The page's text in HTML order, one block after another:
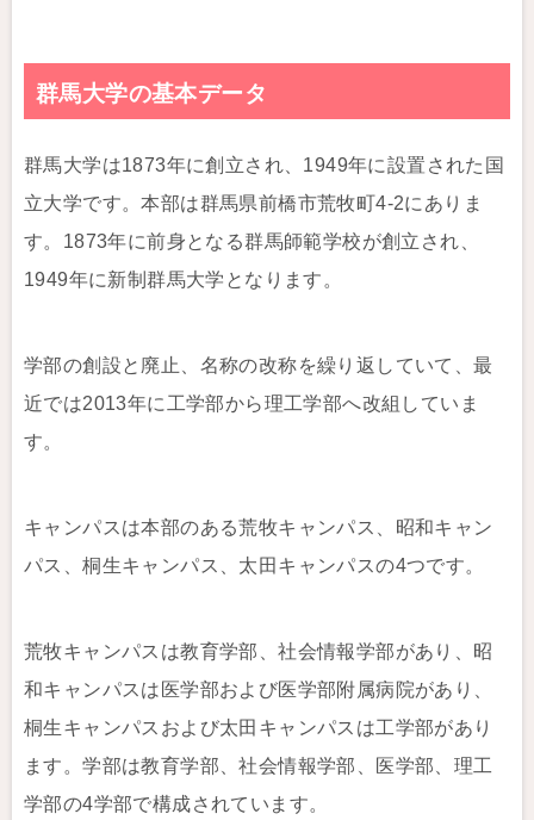
群馬大学の基本データ
群馬大学は1873年に創立され、1949年に設置された国
立大学です。本部は群馬県前橋市荒牧町4-2にありま
す。1873年に前身となる群馬師範学校が創立され、
1949年に新制群馬大学となります。
学部の創設と廃止、名称の改称を繰り返していて、最
近では2013年に工学部から理工学部へ改組していま
す。
キャンパスは本部のある荒牧キャンパス、昭和キャン
パス、桐生キャンパス、太田キャンパスの4つです。
荒牧キャンパスは教育学部、社会情報学部があり、昭
和キャンパスは医学部および医学部附属病院があり、
桐生キャンパスおよび太田キャンパスは工学部があり
ます。学部は教育学部、社会情報学部、医学部、理工
学部の4学部で構成されています。